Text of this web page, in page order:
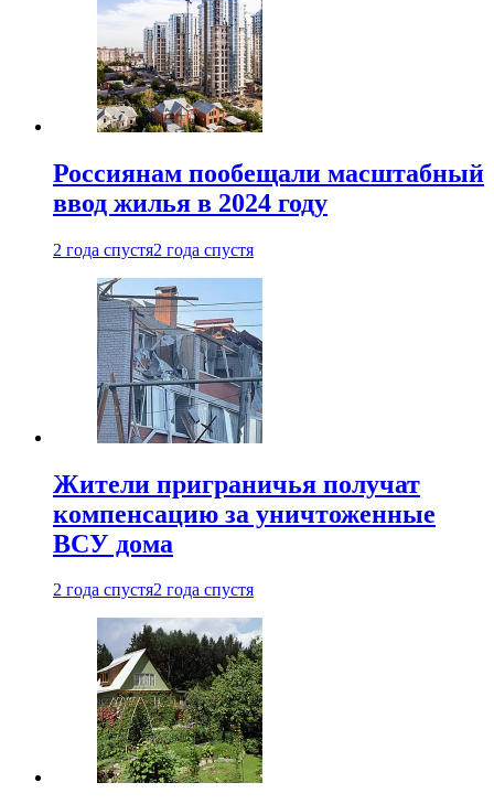
Россиянам пообещали масштабный
ввод жилья в 2024 году
2 года спустя2 года спустя
Жители приграничья получат
компенсацию за уничтоженные
ВСУ дома
2 года спустя2 года спустя